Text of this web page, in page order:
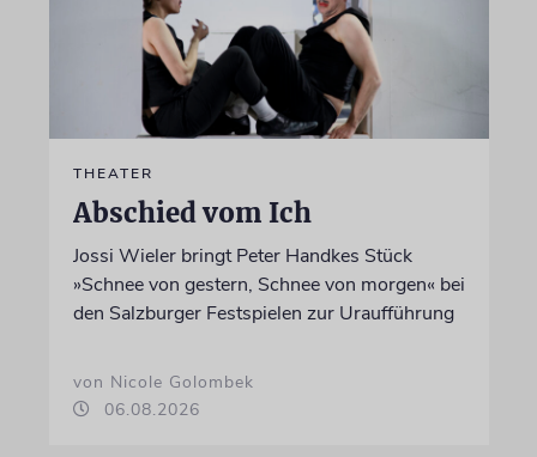
THEATER
Abschied vom Ich
Jossi Wieler bringt Peter Handkes Stück
»Schnee von gestern, Schnee von morgen« bei
den Salzburger Festspielen zur Uraufführung
von Nicole Golombek
06.08.2026